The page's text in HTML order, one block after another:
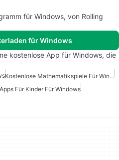
für Windows, von Rolling
für Windows
kostenlose App für Windows, die
Kostenlose Mathematikspiele Für Windows
Für Kinder Für Windows